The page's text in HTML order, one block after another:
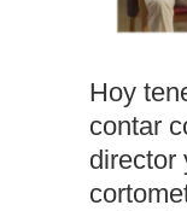
Hoy
contar
director